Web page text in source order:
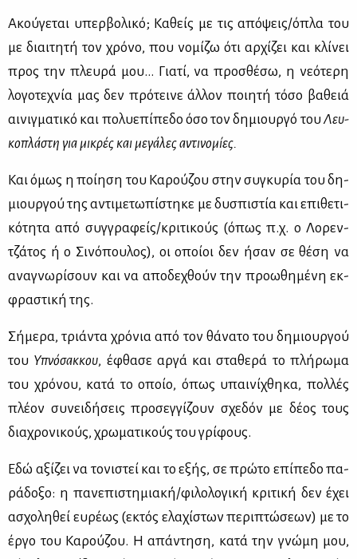
Ακού­γε­ται υπερ­βο­λι­κό; Κα­θείς με τις από­ψεις/όπλα του
με διαι­τη­τή τον χρό­νο, που νο­μί­ζω ότι αρ­χί­ζει και κλί­νει
προς την πλευ­ρά μου… Για­τί, να προ­σθέ­σω, η νε­ό­τε­ρη
λο­γο­τε­χνία μας δεν πρό­τει­νε άλ­λον ποι­η­τή τό­σο βα­θειά
αι­νιγ­μα­τι­κό και πο­λυ­ε­πί­πε­δο όσο τον δη­μιουρ­γό τουΛευ­
κο­πλά­στη για μι­κρές και με­γά­λες αντι­νο­μί­ες.
Και όμως η ποί­η­ση του Κα­ρού­ζου στην συ­γκυ­ρία του δη­
μιουρ­γού της αντι­με­τω­πί­στη­κε με δυ­σπι­στία και επι­θε­τι­
κό­τη­τα από συγ­γρα­φείς/κρι­τι­κούς (όπως π.χ. ο Λο­ρεν­
τζά­τος ή ο Σι­νό­που­λος), οι οποί­οι δεν ήσαν σε θέ­ση να
ανα­γνω­ρί­σουν και να απο­δε­χθούν την προ­ω­θη­μέ­νη εκ­
φρα­στι­κή της.
Σή­με­ρα, τριά­ντα χρό­νια από τον θά­να­το του δη­μιουρ­γού
του Υπνό­σακ­κου, έφθα­σε αρ­γά και στα­θε­ρά το πλή­ρω­μα
του χρό­νου, κα­τά το οποίο, όπως υπαι­νί­χθη­κα, πολ­λές
πλέ­ον συ­νει­δή­σεις προ­σεγ­γί­ζουν σχε­δόν με δέ­ος τους
δια­χρο­νι­κούς, χρω­μα­τι­κούς του γρί­φους.
Εδώ αξί­ζει να το­νι­στεί και το εξής, σε πρώ­το επί­πε­δο πα­
ρά­δο­ξο: η πα­νε­πι­στη­μια­κή/φι­λο­λο­γι­κή κρι­τι­κή δεν έχει
ασχο­λη­θεί ευ­ρέ­ως (εκτός ελα­χί­στων πε­ρι­πτώ­σε­ων) με το
έρ­γο του Κα­ρού­ζου. Η απά­ντη­ση, κα­τά την γνώ­μη μου,